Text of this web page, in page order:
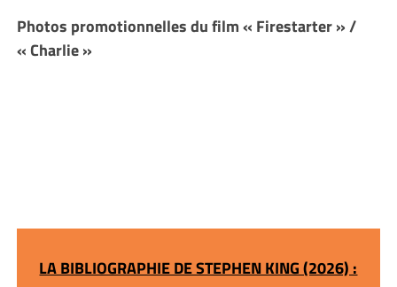
Photos promotionnelles du film « Firestarter » /
« Charlie »
LA BIBLIOGRAPHIE DE STEPHEN KING (2026) :